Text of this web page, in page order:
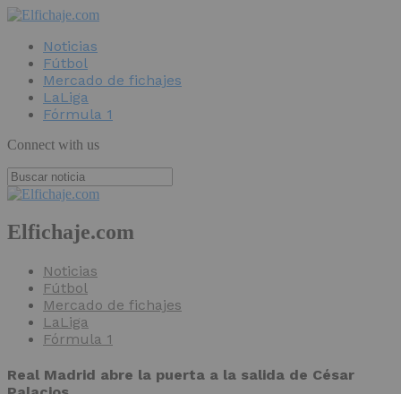
Noticias
Fútbol
Mercado de fichajes
LaLiga
Fórmula 1
Connect with us
Elfichaje.com
Noticias
Fútbol
Mercado de fichajes
LaLiga
Fórmula 1
Real Madrid abre la puerta a la salida de César